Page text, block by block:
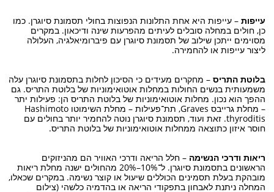
עייפות – עייפות היא אחת התלונות הנפוצות בחולי תסמונת סיוגרן. כמו
כן, חולים במחלה סובלים לעיתים מהפרעות שינה ודיכאון. במקרים
מסוימים ייתכן שילוב של תסמונת סיוגרן עם פיברומיאלגיה, העלולה
ליצור עייפות או להחמירה.
בלוטת התריס – מחקרים מעידים כי הסיכון לחלות בתסמונת סיוגרן עלה
משמעותית בנשים החולות במחלות אוטואימוניות של בלוטת התריס. גם
ההפך הוא נכון. מחלות אוטואימוניות של בלוטת התריס הן: פעילות יתר
– מחלת גרייבס Graves, תת־פעילות – מחלת השימוטו Hashimoto
thyroditis. זאת ועוד, תסמונת סיוגרן נוטה להחמיר יותר בחולים עם
חוסר איזון כתוצאה ממחלות אוטואימוניות של בלוטת התריס.
ריאות ודרכי הנשימה – חלל הריאה ודרכי האוויר הם מהניזוקים
הראשונים בתסמונת סיוגרן. ל־10%–20% מהחולים ישנה מחלת ריאות
מובהקת בעלת תסמינים הכוללים שיעול או קוצר נשימה. במקרים שכאלו,
המחלה ניתנת לאבחון בתפקודי הריאה או בהדמיה כלשהי (צילום